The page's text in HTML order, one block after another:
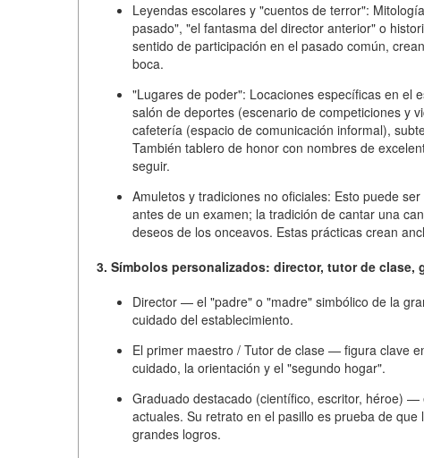
Leyendas escolares y "cuentos de terror":
pasado", "el fantasma del director anterior" o
sentido de participación en el pasado común,
boca.
"Lugares de poder": Locaciones específicas en el
salón de deportes (escenario de competiciones y
cafetería (espacio de comunicación informal),
También tablero de honor con nombres de
seguir.
Amuletos y tradiciones no oficiales: Esto puede
antes de un examen; la tradición de cantar una
deseos de los onceavos. Estas prácticas crean
3. Símbolos personalizados: director, tutor de clase,
Director — el "padre" o "madre" simbólico de la
cuidado del establecimiento.
El primer maestro / Tutor de clase — figura clave
cuidado, la orientación y el "segundo hogar".
Graduado destacado (científico, escritor, héroe) —
actuales. Su retrato en el pasillo es prueba de
grandes logros.